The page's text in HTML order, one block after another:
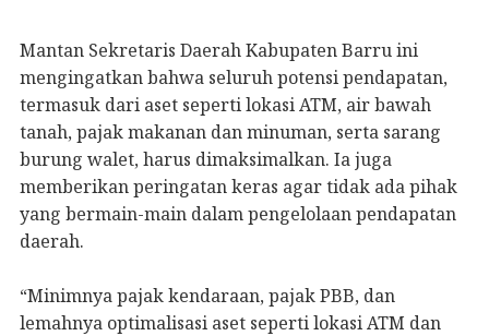
Mantan Sekretaris Daerah Kabupaten Barru ini
mengingatkan bahwa seluruh potensi pendapatan,
termasuk dari aset seperti lokasi ATM, air bawah
tanah, pajak makanan dan minuman, serta sarang
burung walet, harus dimaksimalkan. Ia juga
memberikan peringatan keras agar tidak ada pihak
yang bermain-main dalam pengelolaan pendapatan
daerah.
“Minimnya pajak kendaraan, pajak PBB, dan
lemahnya optimalisasi aset seperti lokasi ATM dan